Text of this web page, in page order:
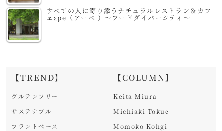
すべての人に寄り添うナチュラルレストラン＆カフ
ェape（アーペ ）～フードダイバーシティ～
【TREND】
グルテンフリー
サステナブル
プラントベース
【COLUMN】
Keita Miura
Michiaki Tokue
Momoko Kohgi